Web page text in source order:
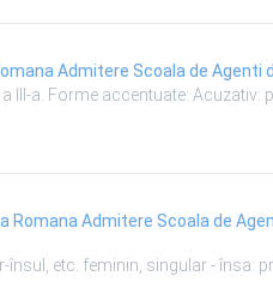
PRONUMELE REFLEXIV partea a II-a - Limba Romana
Agenti de Politie